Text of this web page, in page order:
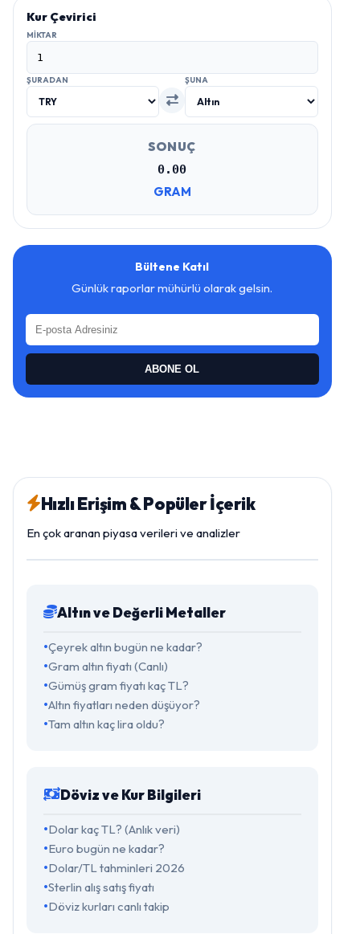
Kur Çevirici
MIKTAR
ŞURADAN ŞUNA
SONUÇ
0.00
GRAM
Bültene Katıl
Günlük raporlar mühürlü olarak gelsin.
ABONE OL
Hızlı Erişim & Popüler İçerik
En çok aranan piyasa verileri ve analizler
Altın ve Değerli Metaller
Çeyrek altın bugün ne kadar?
Gram altın fiyatı (Canlı)
Gümüş gram fiyatı kaç TL?
Altın fiyatları neden düşüyor?
Tam altın kaç lira oldu?
Döviz ve Kur Bilgileri
Dolar kaç TL? (Anlık veri)
Euro bugün ne kadar?
Dolar/TL tahminleri 2026
Sterlin alış satış fiyatı
Döviz kurları canlı takip